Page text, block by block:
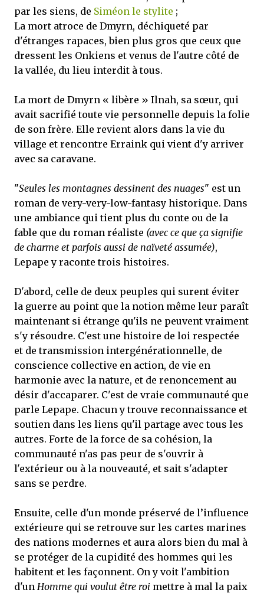
par les siens, de Siméon le stylite ;
La mort atroce de Dmyrn, déchiqueté par
d'étranges rapaces, bien plus gros que ceux que
dressent les Onkiens et venus de l'autre côté de
la vallée, du lieu interdit à tous.
La mort de Dmyrn « libère » Ilnah, sa sœur, qui
avait sacrifié toute vie personnelle depuis la folie
de son frère. Elle revient alors dans la vie du
village et rencontre Erraink qui vient d'y arriver
avec sa caravane.
"Seules les montagnes dessinent des nuages" est un
roman de very-very-low-fantasy historique. Dans
une ambiance qui tient plus du conte ou de la
fable que du roman réaliste (avec ce que ça signifie
de charme et parfois aussi de naïveté assumée),
Lepape y raconte trois histoires.
D'abord, celle de deux peuples qui surent éviter
la guerre au point que la notion même leur paraît
maintenant si étrange qu'ils ne peuvent vraiment
s'y résoudre. C'est une histoire de loi respectée
et de transmission intergénérationnelle, de
conscience collective en action, de vie en
harmonie avec la nature, et de renoncement au
désir d'accaparer. C'est de vraie communauté que
parle Lepape. Chacun y trouve reconnaissance et
soutien dans les liens qu'il partage avec tous les
autres. Forte de la force de sa cohésion, la
communauté n'as pas peur de s'ouvrir à
l'extérieur ou à la nouveauté, et sait s'adapter
sans se perdre.
Ensuite, celle d'un monde préservé de l’influence
extérieure qui se retrouve sur les cartes marines
des nations modernes et aura alors bien du mal à
se protéger de la cupidité des hommes qui les
habitent et les façonnent. On y voit l'ambition
d'un Homme qui voulut être roi mettre à mal la paix